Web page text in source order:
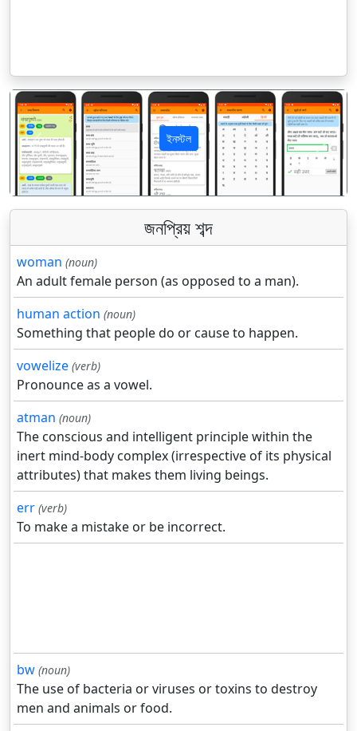
ইনস্টল
पिछला अगला
জনপ্রিয় শব্দ
woman (noun)
An adult female person (as opposed to a man).
human action (noun)
Something that people do or cause to happen.
vowelize (verb)
Pronounce as a vowel.
atman (noun)
The conscious and intelligent principle within the
inert mind-body complex (irrespective of its physical
attributes) that makes them living beings.
err (verb)
To make a mistake or be incorrect.
bw (noun)
The use of bacteria or viruses or toxins to destroy
men and animals or food.